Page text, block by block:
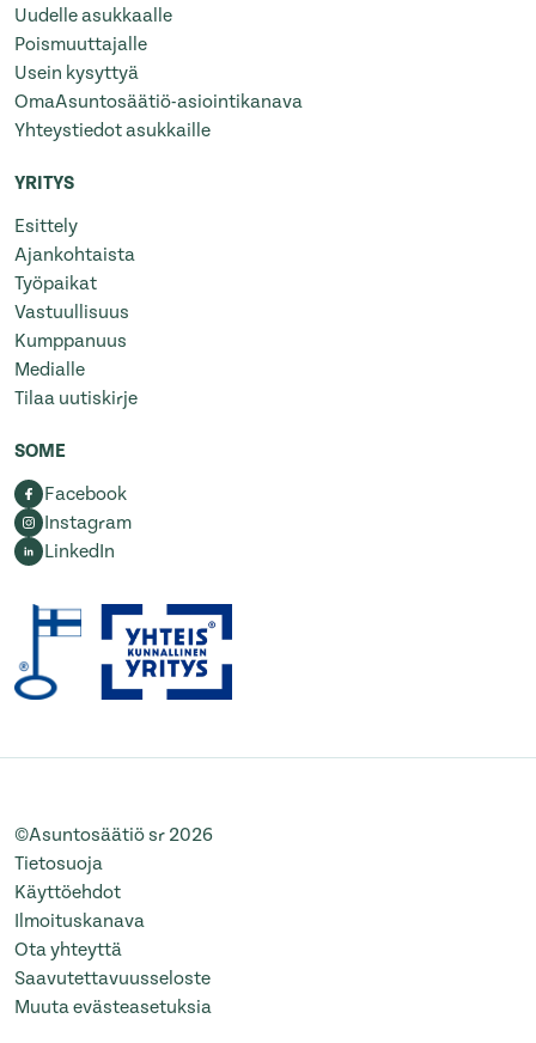
Uudelle asukkaalle
Poismuuttajalle
Usein kysyttyä
OmaAsuntosäätiö-asiointikanava
Yhteystiedot asukkaille
YRITYS
Esittely
Ajankohtaista
Työpaikat
Vastuullisuus
Kumppanuus
Medialle
Tilaa uutiskirje
SOME
Facebook
Instagram
LinkedIn
©Asuntosäätiö sr 2026
Tietosuoja
Käyttöehdot
Ilmoituskanava
Ota yhteyttä
Saavutettavuusseloste
Muuta evästeasetuksia